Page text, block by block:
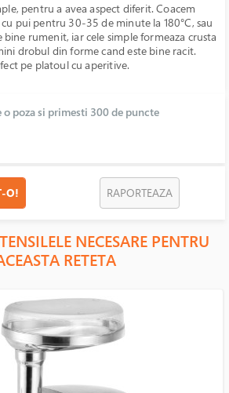
pentru a avea aspect diferit. Coacem
pui pentru 30-35 de minute la 180°C, sau
bine rumenit, iar cele simple formeaza crusta
drobul din forme cand este bine racit.
pe platoul cu aperitive.
poza si primesti 300 de puncte
O! RAPORTEAZA
NECESARE PENTRU
RETETA